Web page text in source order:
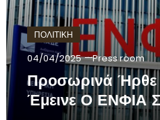
ΠΟΛΙΤΙΚΗ
04/04/2025 Press room
Προσωρινά Ήρθε
Έμεινε Ο ΕΝΦΙΑ